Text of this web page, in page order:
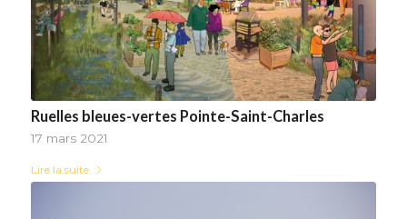
Ruelles bleues-vertes Pointe-Saint-Charles
17 mars 2021
Lire la suite